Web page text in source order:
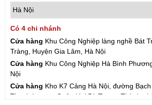
Có 4 chi nhánh
Cửa hàng Khu Công Nghiệp làng nghề Bát
Tràng, Huyện Gia Lâm, Hà Nội
Cửa hàng Khu Công Nghiệp Hà Bình
Nội
Cửa hàng Kho K7 Cảng Hà Nội, đường
Thanh Lương, Quận Hai Bà Trưng, Thành